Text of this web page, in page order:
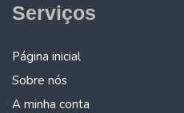
Serviços
Página inicial
Sobre nós
A minha conta